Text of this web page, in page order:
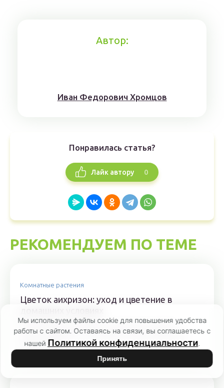
Автор:
Иван Федорович Хромцов
Понравилась статья?
Лайк автору 0
РЕКОМЕНДУЕМ ПО ТЕМЕ
Комнатные растения
Цветок аихризон: уход и цветение в
Родственник популярного денежного дерева —
цветок аихризон — растение, которое относится
к семейству...
Мы используем файлы cookie для повышения удобства
работы с сайтом. Оставаясь на связи, вы соглашаетесь с
нашей Политикой конфиденциальности.
Принять